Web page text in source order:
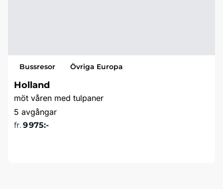
Bussresor Övriga Europa
Holland
möt våren med tulpaner
5 avgångar
fr. 9 975:-